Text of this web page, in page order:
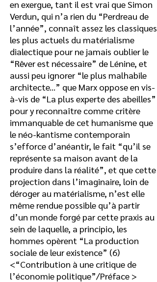
en exergue, tant il est vrai que Simon
Verdun, qui n’a rien du “Perdreau de
l’année”, connaît assez les classiques
les plus actuels du matérialisme
dialectique pour ne jamais oublier le
“Rêver est nécessaire” de Lénine, et
aussi peu ignorer “le plus malhabile
architecte...” que Marx oppose en vis-
à-vis de “La plus experte des abeilles”
pour y reconnaître comme critère
immanquable de cet humanisme que
le néo-kantisme contemporain
s’efforce d’anéantir, le fait “qu’il se
représente sa maison avant de la
produire dans la réalité”, et que cette
projection dans l’imaginaire, loin de
déroger au matérialisme, n’est elle
même rendue possible qu’à partir
d’un monde forgé par cette praxis au
sein de laquelle, a principio, les
hommes opèrent “La production
sociale de leur existence” (6)
<“Contribution à une critique de
l’économie politique”/Préface >